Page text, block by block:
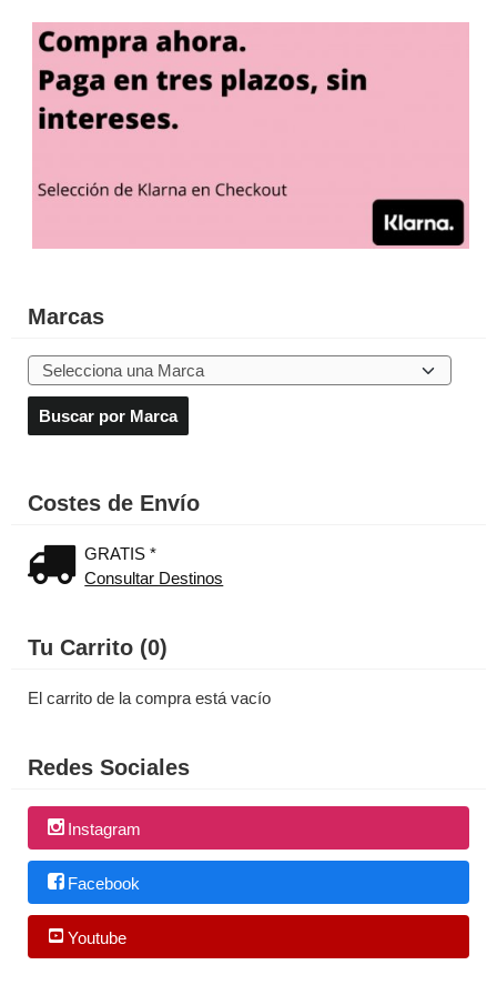
Marcas
Costes de Envío
GRATIS *
Consultar Destinos
Tu Carrito (0)
El carrito de la compra está vacío
Redes Sociales
Instagram
Facebook
Youtube